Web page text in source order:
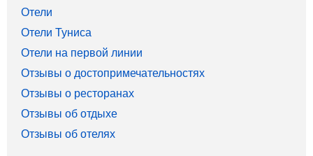
Отели
Отели Туниса
Отели на первой линии
Отзывы о достопримечательностях
Отзывы о ресторанах
Отзывы об отдыхе
Отзывы об отелях